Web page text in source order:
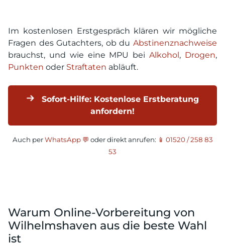
Im kostenlosen Erstgespräch klären wir mögliche
Fragen des Gutachters, ob du Abstinenznachweise
brauchst, und wie eine MPU beiAlkohol, Drogen,
Punkten oder Straftaten abläuft.
Sofort-Hilfe: Kostenlose Erstberatung
anfordern!
Auch perWhatsApp 💬 oder direkt anrufen: 📱 01520 / 258 83
53
Warum Online-Vorbereitung von
Wilhelmshaven aus die beste Wahl
ist